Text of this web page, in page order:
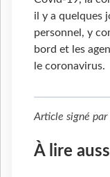
il y a quelques
personnel, y
bord et les
le coronavirus.
Article signé par
À lire